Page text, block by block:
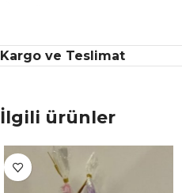
Kargo ve Teslimat
İlgili ürünler